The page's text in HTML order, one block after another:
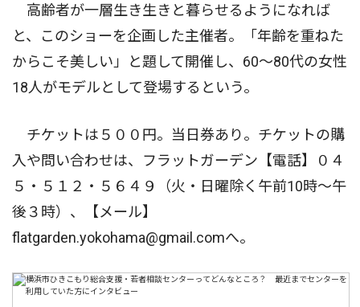
高齢者が一層生き生きと暮らせるようになれば
と、このショーを企画した主催者。「年齢を重ねた
からこそ美しい」と題して開催し、60〜80代の女性
18人がモデルとして登場するという。
チケットは５００円。当日券あり。チケットの購
入や問い合わせは、フラットガーデン【電話】０４
５・５１２・５６４９（火・日曜除く午前10時〜午
後３時）、【メール】
flatgarden.yokohama@gmail.comへ。